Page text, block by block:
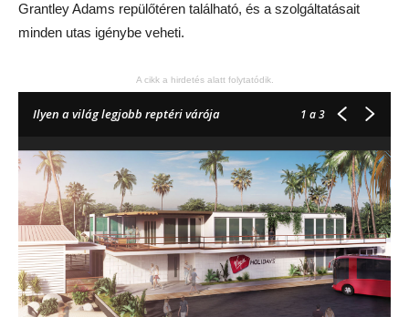
Grantley Adams repülőtéren található, és a szolgáltatásait
minden utas igénybe veheti.
A cikk a hirdetés alatt folytatódik.
Ilyen a világ legjobb reptéri várója 1 a 3